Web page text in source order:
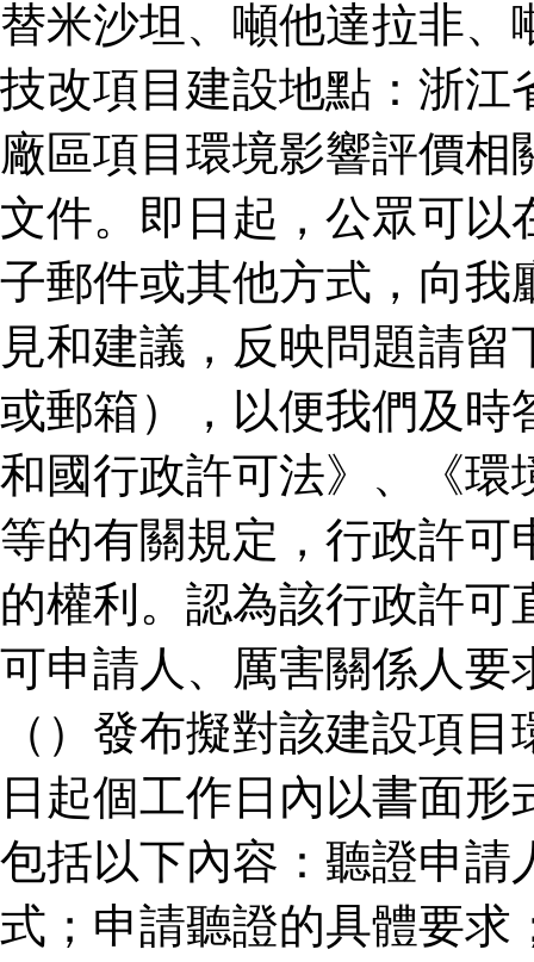
替米沙坦、噸他達拉非
技改項目建設地點：浙江
廠區項目環境影響評價
文件。即日起，公眾可以
子郵件或其他方式，向我
見和建議，反映問題請
或郵箱），以便我們及時
和國行政許可法》、《環
等的有關規定，行政許可
的權利。認為該行政許
可申請人、厲害關係人要
（）發布擬對該建設項
日起個工作日內以書面
包括以下內容：聽證申請
式；申請聽證的具體要求